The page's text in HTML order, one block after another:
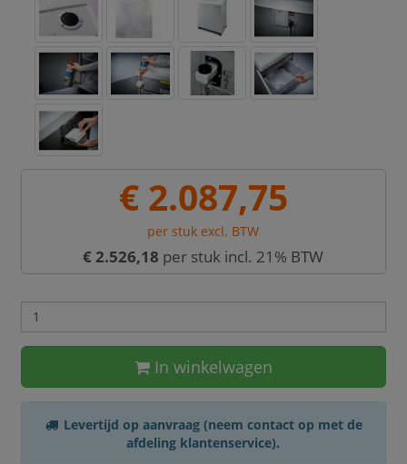
€ 2.087,75
per stuk excl. BTW
€ 2.526,18 per stuk incl. 21% BTW
In winkelwagen
Levertijd op aanvraag (neem contact op met de
afdeling klantenservice).